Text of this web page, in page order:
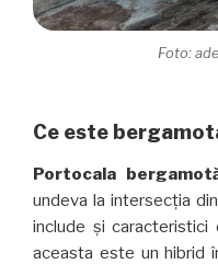
Foto:
Ce este
Portocala
undeva la intersecția
include și
aceasta este un hibrid